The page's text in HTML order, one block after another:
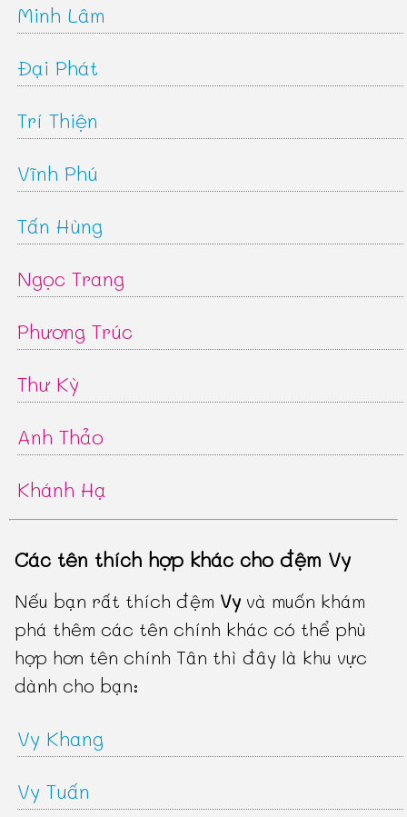
Minh Lâm
Đại Phát
Trí Thiện
Vĩnh Phú
Tấn Hùng
Ngọc Trang
Phương Trúc
Thư Kỳ
Anh Thảo
Khánh Hạ
Các tên thích hợp khác cho đệm Vy
Nếu bạn rất thích đệm Vy và muốn khám
phá thêm các tên chính khác có thể phù
hợp hơn tên chính Tân thì đây là khu vực
dành cho bạn:
Vy Khang
Vy Tuấn